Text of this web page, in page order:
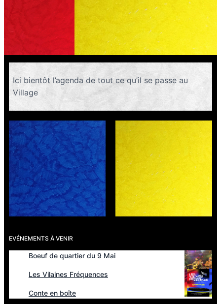
Ici bientôt l’agenda de tout ce qu’il se passe au
Village
EVÉNEMENTS À VENIR
Boeuf de quartier du 9 Mai
Les Vilaines Fréquences
Conte en boîte